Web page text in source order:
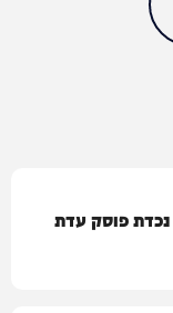
פוסק עדת